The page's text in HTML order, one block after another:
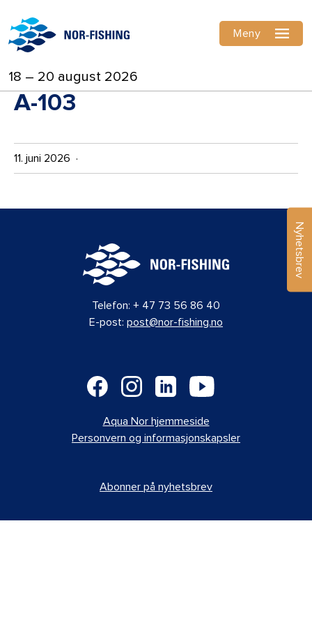
18 – 20 august 2026
Meny
A-103
11. juni 2026 ·
Nyhetsbrev
Telefon: + 47 73 56 86 40
E-post: post@nor-fishing.no
Aqua Nor hjemmeside
Personvern og informasjonskapsler
Abonner på nyhetsbrev